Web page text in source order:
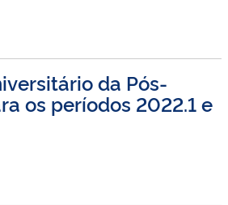
da Pós-
os períodos 2022.1 e